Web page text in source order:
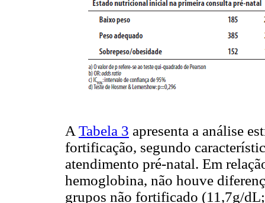
A Tabela 3 apresenta a análise
fortificação, segundo
atendimento pré-natal. Em
hemoglobina, não houve
grupos não fortificado (11,7g/